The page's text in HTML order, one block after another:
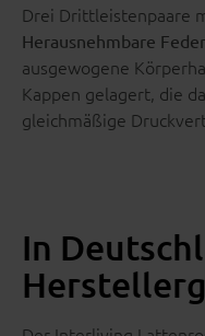
Drei Drittleistenpaare
Herausnehmbare
ausgewogene
Kappen gelagert, die
gleichmäßige
In